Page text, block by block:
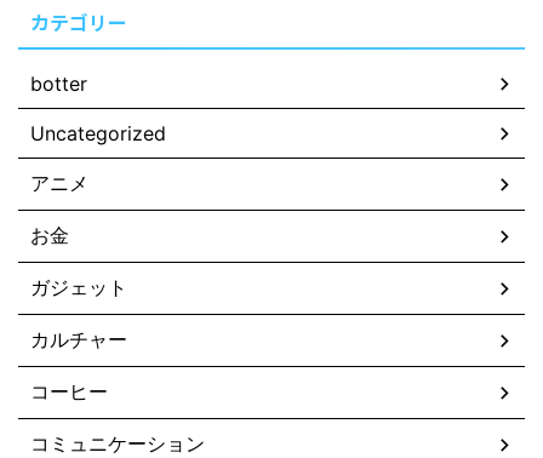
カテゴリー
botter
Uncategorized
アニメ
お金
ガジェット
カルチャー
コーヒー
コミュニケーション